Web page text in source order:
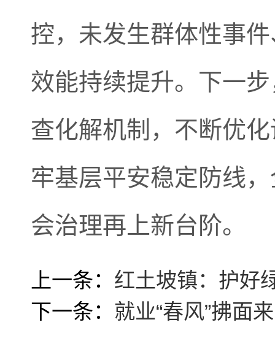
控，未发生群体性事
效能持续提升。下一
查化解机制，不断优
牢基层平安稳定防线
会治理再上新台阶。
上一条： 红土坡镇：护好
下一条： 就业“春风”拂面